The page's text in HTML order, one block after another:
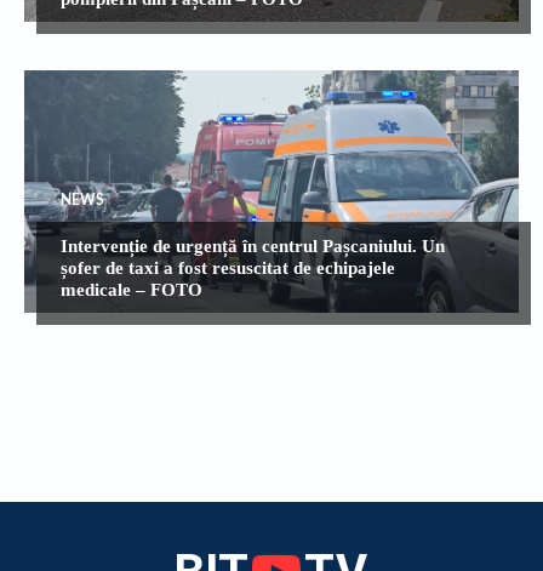
NEWS
Intervenție de urgență în centrul Pașcaniului. Un
șofer de taxi a fost resuscitat de echipajele
medicale – FOTO